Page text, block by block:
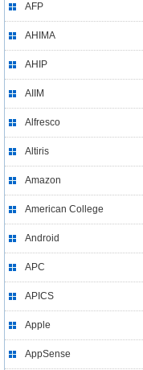
AFP
AHIMA
AHIP
AIIM
Alfresco
Altiris
Amazon
American College
Android
APC
APICS
Apple
AppSense